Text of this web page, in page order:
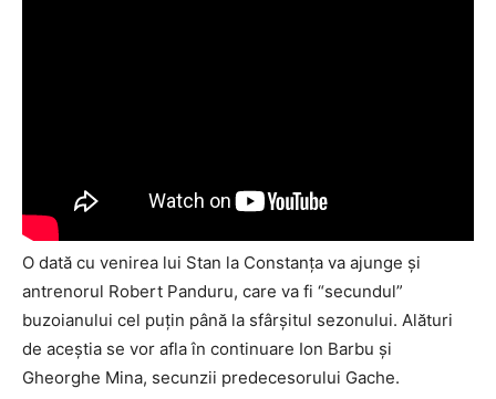
O dată cu venirea lui Stan la Constanţa va ajunge şi
antrenorul Robert Panduru, care va fi “secundul”
buzoianului cel puţin până la sfârşitul sezonului. Alături
de aceştia se vor afla în continuare Ion Barbu şi
Gheorghe Mina, secunzii predecesorului Gache.